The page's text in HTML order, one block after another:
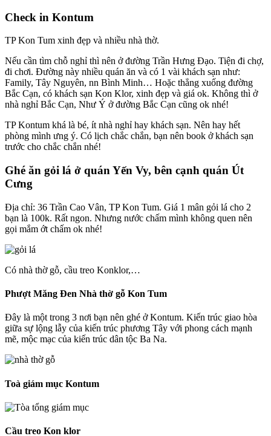
Check in Kontum
TP Kon Tum xinh đẹp và nhiều nhà thờ.
Nếu cần tìm chỗ nghỉ thì nên ở đường Trần Hưng Đạo. Tiện đi chợ,
đi chơi. Đường này nhiều quán ăn và có 1 vài khách sạn như:
Family, Tây Nguyên, nn Bình Minh… Hoặc thẳng xuống đường
Bắc Cạn, có khách sạn Kon Klor, xinh đẹp và giá ok. Không thì ở
nhà nghỉ Bắc Cạn, Như Ý ở đường Bắc Cạn cũng ok nhé!
TP Kontum khá là bé, ít nhà nghỉ hay khách sạn. Nên hay hết
phòng mình ưng ý. Có lịch chắc chắn, bạn nên book ở khách sạn
trước cho chắc chắn nhé!
Ghé ăn gỏi lá ở quán Yến Vy, bên cạnh quán Út
Cưng
Địa chỉ: 36 Trần Cao Vân, TP Kon Tum. Giá 1 mân gỏi lá cho 2
bạn là 100k. Rất ngon. Nhưng nước chấm mình không quen nên
gọi mắm ớt chấm ok nhé!
Có nhà thờ gỗ, cầu treo Konklor,…
Phượt Măng Đen Nhà thờ gỗ Kon Tum
Đây là một trong 3 nơi bạn nên ghé ở Kontum. Kiến trúc giao hòa
giữa sự lộng lẫy của kiến trúc phương Tây với phong cách mạnh
mẽ, mộc mạc của kiến trúc dân tộc Ba Na.
Toà giám mục Kontum
Cầu treo Kon klor